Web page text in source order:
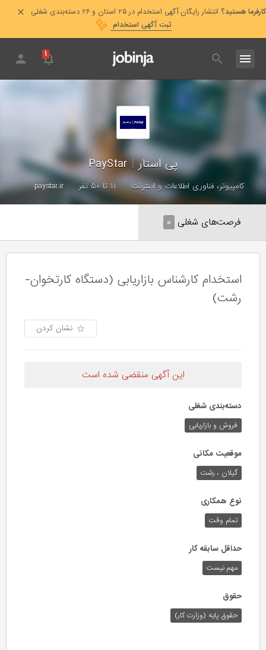
کارفرما هستید؟ انتشار رایگان آگهی استخدام در ۲۵ استان و ۲۶ دسته‌بندی شغلی
ثبت آگهی استخدام
۱
پی استار|
PayStar
کامپیوتر، فناوری اطلاعات و اینترنت ۱۱ تا ۵۰ نفر paystar.ir
فرصت‌های شغلی ۰
استخدام کارشناس بازاریابی (دستگاه کارتخوان-
رشت)
نشان کردن
این آگهی منقضی شده است
دسته‌بندی شغلی
فروش و بازاریابی
موقعیت مکانی
گیلان ، رشت
نوع همکاری
تمام وقت
حداقل سابقه کار
مهم نیست
حقوق
حقوق پایه (وزارت کار)